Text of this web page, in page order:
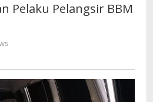
Pelaku Pelangsir BBM